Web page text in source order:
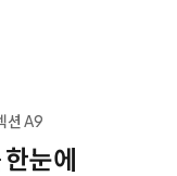
션 A9
눈에